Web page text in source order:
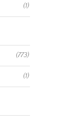
(1)
(773)
(1)